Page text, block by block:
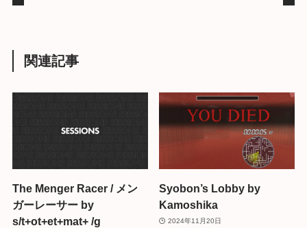
関連記事
The Menger Racer / メン
ガーレーサー by
s/t+ot+et+mat+ /g
Syobon’s Lobby by
Kamoshika
2024年11月20日